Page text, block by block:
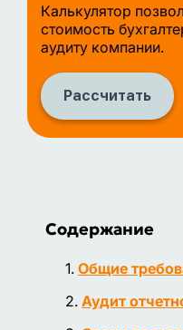
Калькулятор
стоимость
аудиту компании.
Рассчитать
Содержание
Общие
Аудит